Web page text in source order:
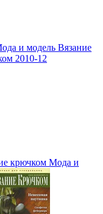
и модель Вязание
2010-12
крючком Мода и